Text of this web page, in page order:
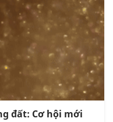
đất: Cơ hội mới